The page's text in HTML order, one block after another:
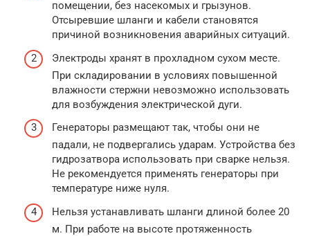
помещении, без насекомых и грызунов.
Отсыревшие шланги и кабели становятся
причиной возникновения аварийных ситуаций.
Электроды хранят в прохладном сухом месте.
При складировании в условиях повышенной
влажности стержни невозможно использовать
для возбуждения электрической дуги.
Генераторы размещают так, чтобы они не
падали, не подвергались ударам. Устройства без
гидрозатвора использовать при сварке нельзя.
Не рекомендуется применять генераторы при
температуре ниже нуля.
Нельзя устанавливать шланги длиной более 20
м. При работе на высоте протяженность